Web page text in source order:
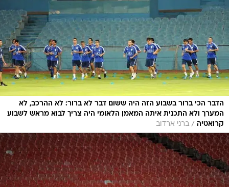
הדבר הכי ברור בשבוע הזה היה ששום דבר לא ברור: לא ההרכב, לא
המערך ולא התכנית איתה המאמן הלאומי היה צריך לבוא מראש לשבוע
קרואטיה / ברני ארדוב